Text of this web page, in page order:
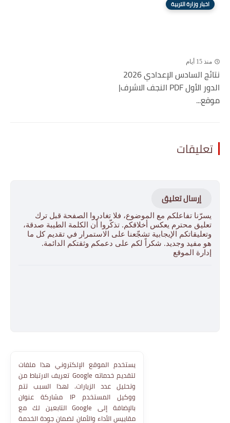
اخبار وزارة التربية
منذ 15 أيام
نتائج السادس الإعدادي 2026
الدور الأول PDF النجف الاشرف|
موقع...
تعليقات
إرسال تعليق
يسرّنا تفاعلكم مع الموضوع، فلا تغادروا الصفحة قبل ترك
تعليق محترم يعكس أخلاقكم. تذكّروا أن الكلمة الطيبة صدقة،
وتعليقاتكم الإيجابية تشجّعنا على الاستمرار في تقديم كل ما
هو مفيد وجديد. شكراً لكم على دعمكم وثقتكم الدائمة.
إدارة الموقع
يستخدم الموقع الإلكتروني هذا ملفات
تعريف الارتباط من Google لتقديم خدماته
وتحليل عدد الزيارات. لهذا السبب تتم
مشاركة عنوان IP ووكيل المستخدم
التابعين لك مع Google بالإضافة إلى
مقاييس الأداء والأمان لضمان جودة الخدمة